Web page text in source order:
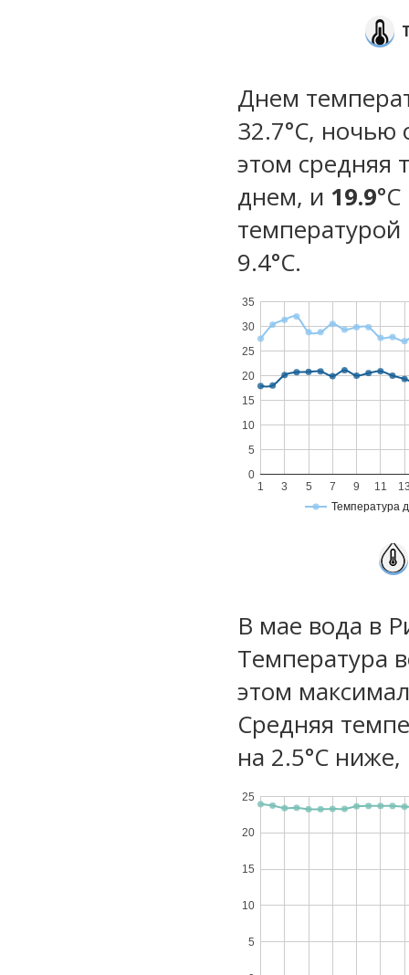
Днем
32.7°C, ночью
этом средняя
днем, и 19.9
температурой
9.4°С.
Температура
1 3 5 7 9 11
0
5
10
15
20
25
30
35
В мае вода в
Температура
этом
Средняя
на 2.5°C
5
10
15
20
25